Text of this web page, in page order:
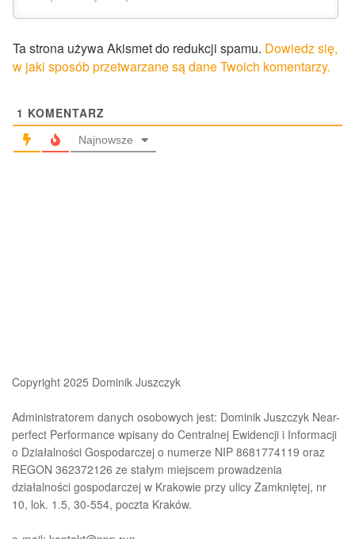
Ta strona używa Akismet do redukcji spamu. Dowiedz się,
w jaki sposób przetwarzane są dane Twoich komentarzy.
1 KOMENTARZ
Najnowsze
Copyright 2025 Dominik Juszczyk
Administratorem danych osobowych jest: Dominik Juszczyk Near-
perfect Performance wpisany do Centralnej Ewidencji i Informacji
o Działalności Gospodarczej o numerze NIP 8681774119 oraz
REGON 362372126 ze stałym miejscem prowadzenia
działalności gospodarczej w Krakowie przy ulicy Zamkniętej, nr
10, lok. 1.5, 30-554, poczta Kraków.